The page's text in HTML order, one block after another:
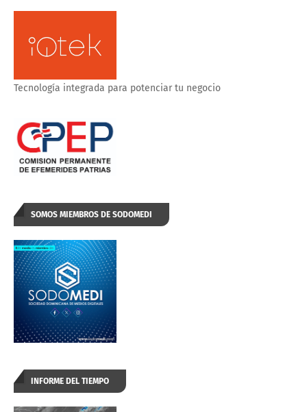
Tecnología integrada para potenciar tu negocio
SOMOS MIEMBROS DE SODOMEDI
INFORME DEL TIEMPO